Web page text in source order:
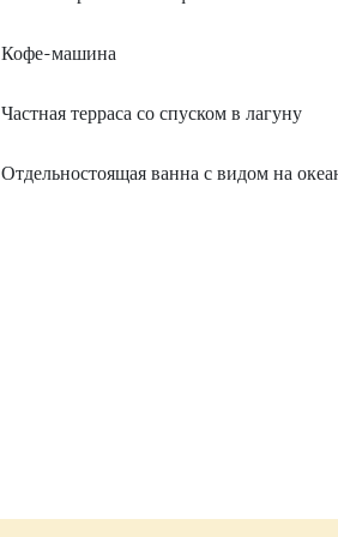
Кофе-машина
Частная терраса со спуском в лагуну
Отдельностоящая ванна с видом на